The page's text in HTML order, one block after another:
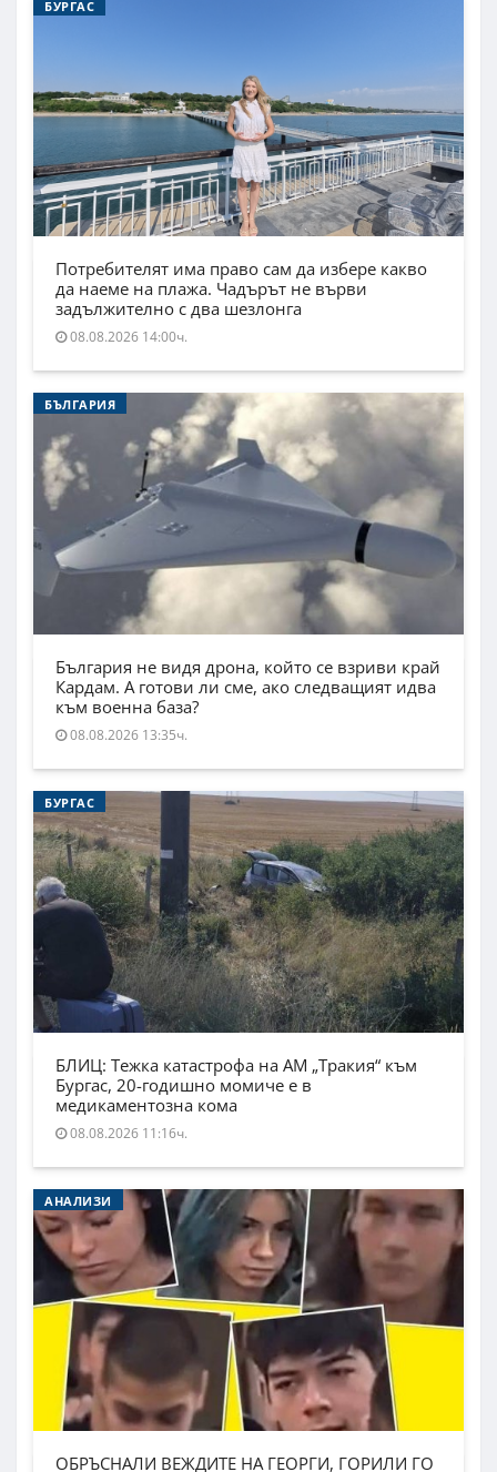
БУРГАС
Потребителят има право сам да избере какво
да наеме на плажа. Чадърът не върви
задължително с два шезлонга
08.08.2026 14:00ч.
БЪЛГАРИЯ
България не видя дрона, който се взриви край
Кардам. А готови ли сме, ако следващият идва
към военна база?
08.08.2026 13:35ч.
БУРГАС
БЛИЦ: Тежка катастрофа на АМ „Тракия“ към
Бургас, 20-годишно момиче е в
медикаментозна кома
08.08.2026 11:16ч.
АНАЛИЗИ
ОБРЪСНАЛИ ВЕЖДИТЕ НА ГЕОРГИ, ГОРИЛИ ГО